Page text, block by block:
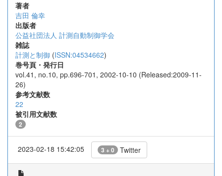
著者
吉田 倫幸
出版者
公益社団法人 計測自動制御学会
雑誌
計測と制御 (ISSN:04534662)
巻号頁・発行日
vol.41, no.10, pp.696-701, 2002-10-10 (Released:2009-11-
26)
参考文献数
22
被引用文献数
2
2023-02-18 15:42:05 3 + 0 Twitter